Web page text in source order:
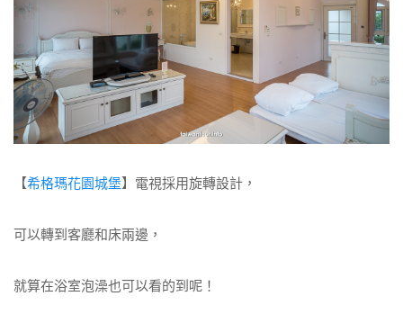
【希格瑪花園城堡】電視採用旋轉設計，
可以轉到客廳和床兩邊，
就算在浴室泡澡也可以看的到呢！